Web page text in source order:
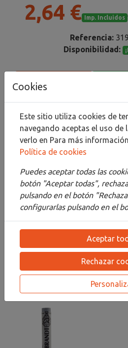
2,64 € Imp. Incluidos
Referencia:
Disponibilidad:
Compartir
Detalles
¡Este producto no tiene
PRODUCTOS
Cookies
Este sitio utiliza cookies de
navegando aceptas el uso de
verlo en Para más
Política de cookies
Puedes aceptar todas las
botón "Aceptar todas",
pulsando en el botón
configurarlas pulsando en el
Aceptar
Rechazar